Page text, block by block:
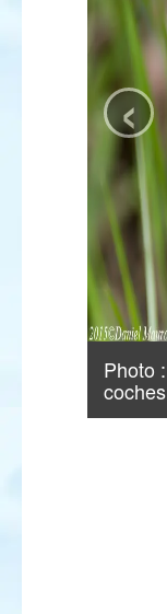
Photo :
coches
‹